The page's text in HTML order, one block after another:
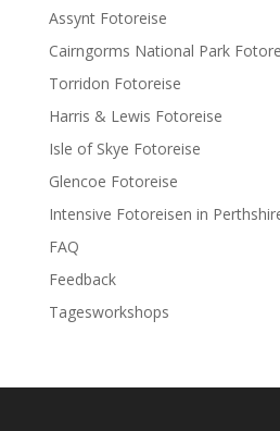
Assynt Fotoreise
Cairngorms National Park
Torridon Fotoreise
Harris & Lewis Fotoreise
Isle of Skye Fotoreise
Glencoe Fotoreise
Intensive Fotoreisen in
FAQ
Feedback
Tagesworkshops